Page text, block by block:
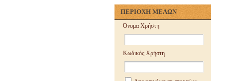
ΠΕΡΙΟΧΗ ΜΕΛΩΝ
Όνομα Χρήστη
Κωδικός Χρήστη